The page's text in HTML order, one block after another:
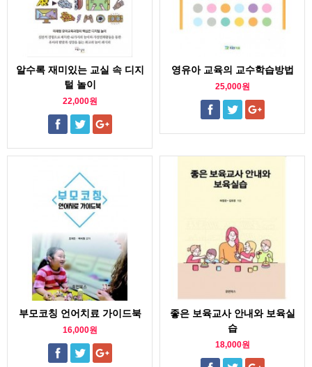
알수록 재미있는 교실 속 디지
털 놀이
22,000원
영유아 교육의 교수학습방법
25,000원
부모코칭 언어치료 가이드북
16,000원
좋은 보육교사 안내와 보육실
습
18,000원